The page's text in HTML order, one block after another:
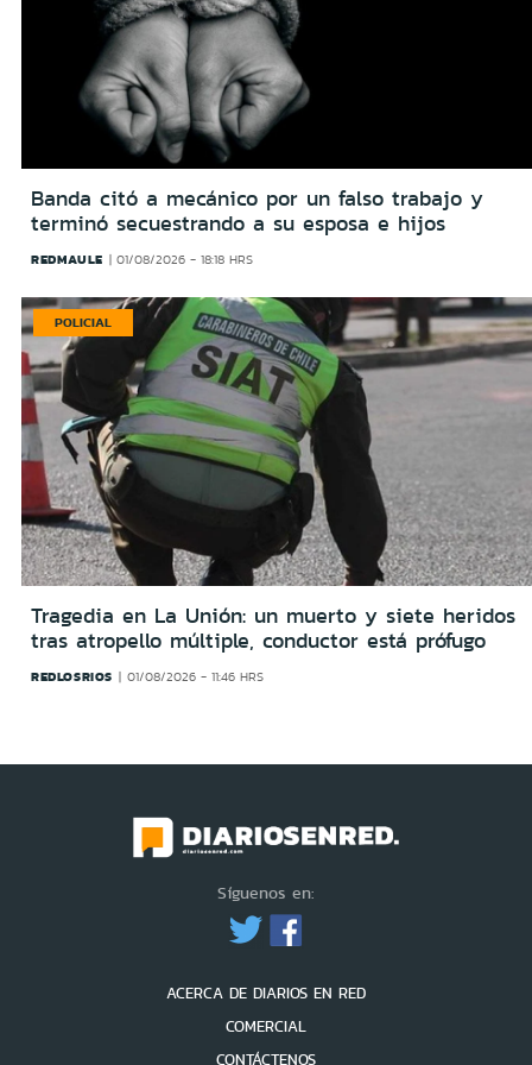
Banda citó a mecánico por un falso trabajo y
terminó secuestrando a su esposa e hijos
REDMAULE 01/08/2026 - 18:18 HRS
POLICIAL
Tragedia en La Unión: un muerto y siete heridos
tras atropello múltiple, conductor está prófugo
REDLOSRIOS 01/08/2026 - 11:46 HRS
Síguenos en:
ACERCA DE DIARIOS EN RED
COMERCIAL
CONTÁCTENOS